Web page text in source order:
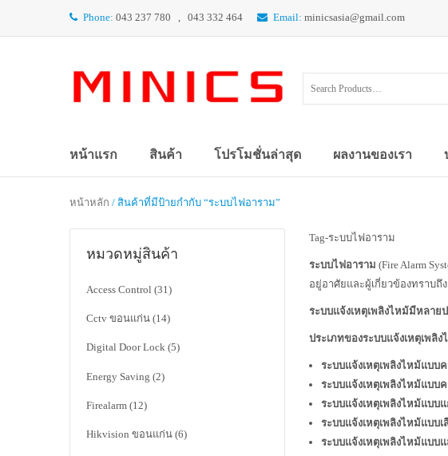
Phone: 043 237 780 , 043 332 464 Email: minicsasia@gmail.com
หน้าแรก สินค้า โปรโมชั่นล่าสุด ผลงานของเรา
หน้าหลัก / สินค้าที่มีป้ายกำกับ “ระบบไฟอาราม”
หมวดหมู่สินค้า
Access Control (31)
Cctv ขอนแก่น (14)
Digital Door Lock (5)
Energy Saving (2)
Firealarm (12)
Hikvision ขอนแก่น (6)
Tag-ระบบไฟอาราม
ระบบไฟอาราม (Fire Alarm
อยู่อาศัยและผู้เกี่ยวข้องทราบ
ระบบแจ้งเหตุเพลิงไหม้มีหลาย
ประเภทของระบบแจ้งเหตุเพลิง
ระบบแจ้งเหตุเพลิงไหม้แบบ
ระบบแจ้งเหตุเพลิงไหม้แบบ
ระบบแจ้งเหตุเพลิงไหม้แบบ
ระบบแจ้งเหตุเพลิงไหม้แบบเ
ระบบแจ้งเหตุเพลิงไหม้แบบแ